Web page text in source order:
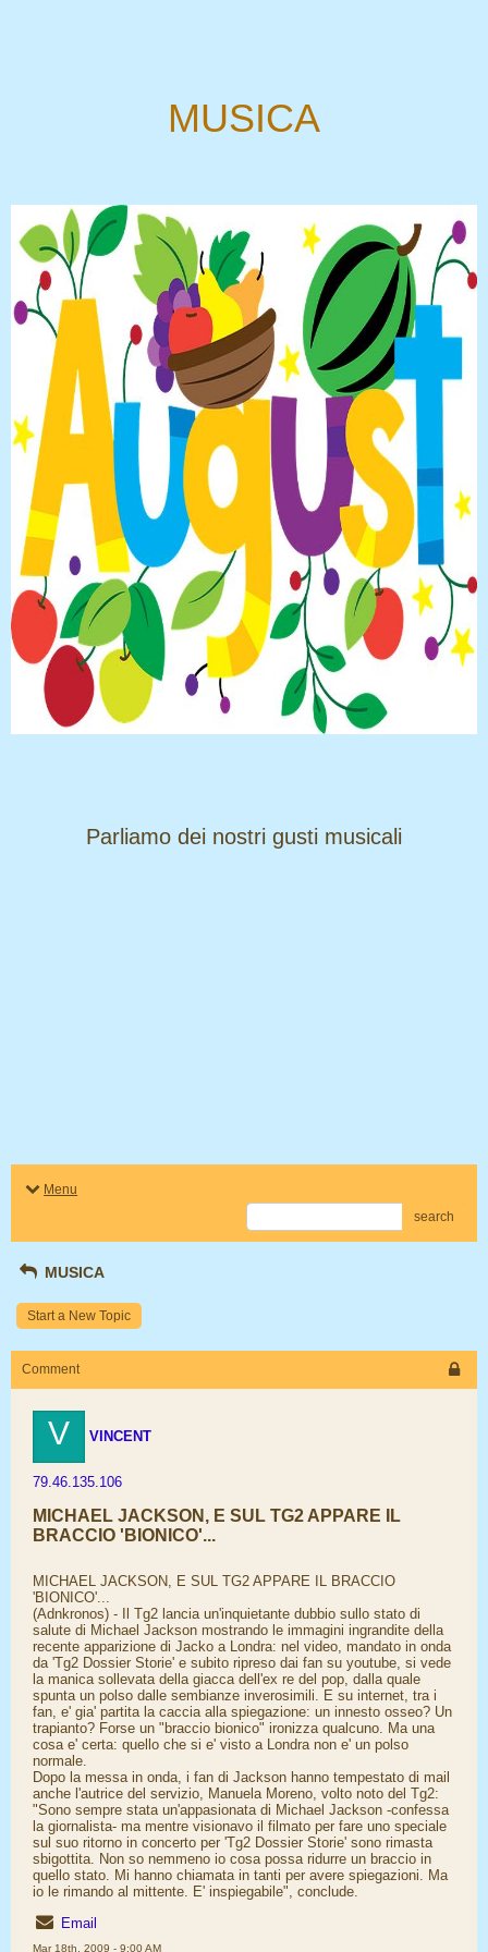
MUSICA
​​​​​​​Parliamo dei nostri gusti musicali
Menu
search
MUSICA
Start a New Topic
Comment
V VINCENT
79.46.135.106
MICHAEL JACKSON, E SUL TG2 APPARE IL
BRACCIO 'BIONICO'...
MICHAEL JACKSON, E SUL TG2 APPARE IL BRACCIO
'BIONICO'...
(Adnkronos) - Il Tg2 lancia un'inquietante dubbio sullo stato di
salute di Michael Jackson mostrando le immagini ingrandite della
recente apparizione di Jacko a Londra: nel video, mandato in onda
da 'Tg2 Dossier Storie' e subito ripreso dai fan su youtube, si vede
la manica sollevata della giacca dell'ex re del pop, dalla quale
spunta un polso dalle sembianze inverosimili. E su internet, tra i
fan, e' gia' partita la caccia alla spiegazione: un innesto osseo? Un
trapianto? Forse un "braccio bionico" ironizza qualcuno. Ma una
cosa e' certa: quello che si e' visto a Londra non e' un polso
normale.
Dopo la messa in onda, i fan di Jackson hanno tempestato di mail
anche l'autrice del servizio, Manuela Moreno, volto noto del Tg2:
"Sono sempre stata un'appasionata di Michael Jackson -confessa
la giornalista- ma mentre visionavo il filmato per fare uno speciale
sul suo ritorno in concerto per 'Tg2 Dossier Storie' sono rimasta
sbigottita. Non so nemmeno io cosa possa ridurre un braccio in
quello stato. Mi hanno chiamata in tanti per avere spiegazioni. Ma
io le rimando al mittente. E' inspiegabile", conclude.
Email
Mar 18th, 2009 - 9:00 AM